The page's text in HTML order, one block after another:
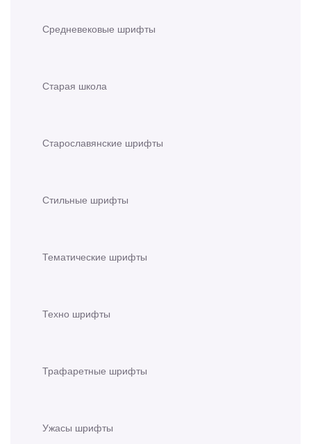
Средневековые шрифты
Старая школа
Старославянские шрифты
Стильные шрифты
Тематические шрифты
Техно шрифты
Трафаретные шрифты
Ужасы шрифты